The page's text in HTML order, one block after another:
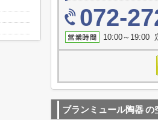
072-
10:00～19:00
ブランミュール陶器の